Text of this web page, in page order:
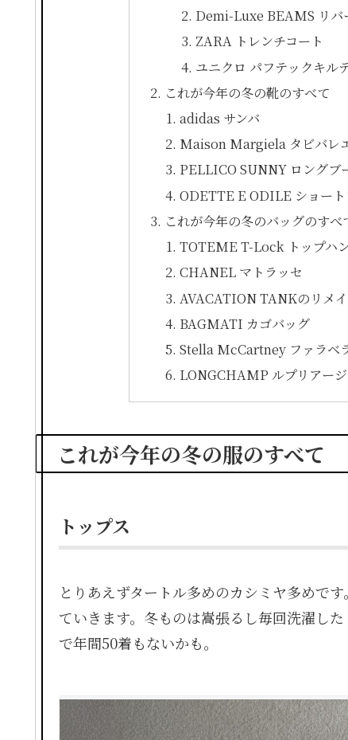
Demi-Luxe BEAMS リバ
ZARA トレンチコート
ユニクロ パフテックキル
これが今年の冬の靴のすべて
adidas サンバ
Maison Margiela タビバレ
PELLICO SUNNY ロングブ
ODETTE E ODILE ショート
これが今年の冬のバッグのすべ
TOTEME T-Lock トップハ
CHANEL マトラッセ
AVACATION TANKのリメ
BAGMATI カゴバッグ
Stella McCartney ファラベ
LONGCHAMP ルプリアー
これが今年の冬の服のすべて
トップス
とりあえずタートル多めのカシミヤ多めで
ていきます。冬ものは嵩張るし毎回洗濯し
で年間50着もないかも。